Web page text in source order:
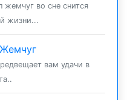
жемчуг во сне снится
жизни...
вам удачи в